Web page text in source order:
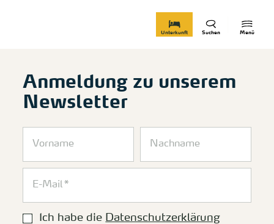
Menü
Suchen
Unterkunft
Anmeldung zu unserem
Newsletter
Ich habe die Datenschutzerklärung